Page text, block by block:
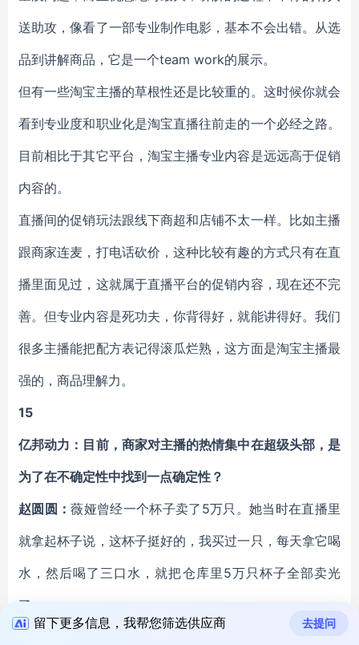
送助攻，像看了一部专业制作电影，基本不会出错。从选
品到讲解商品，它是一个team work的展示。
但有一些淘宝主播的草根性还是比较重的。这时候你就会
看到专业度和职业化是淘宝直播往前走的一个必经之路。
目前相比于其它平台，淘宝主播专业内容是远远高于促销
内容的。
直播间的促销玩法跟线下商超和店铺不太一样。比如主播
跟商家连麦，打电话砍价，这种比较有趣的方式只有在直
播里面见过，这就属于直播平台的促销内容，现在还不完
善。但专业内容是死功夫，你背得好，就能讲得好。我们
很多主播能把配方表记得滚瓜烂熟，这方面是淘宝主播最
强的，商品理解力。
15
亿邦动力：目前，商家对主播的热情集中在超级头部，是
为了在不确定性中找到一点确定性？
赵圆圆：薇娅曾经一个杯子卖了5万只。她当时在直播里
就拿起杯子说，这杯子挺好的，我买过一只，每天拿它喝
水，然后喝了三口水，就把仓库里5万只杯子全部卖光
了。
留下更多信息，我帮您筛选供应商 去提问